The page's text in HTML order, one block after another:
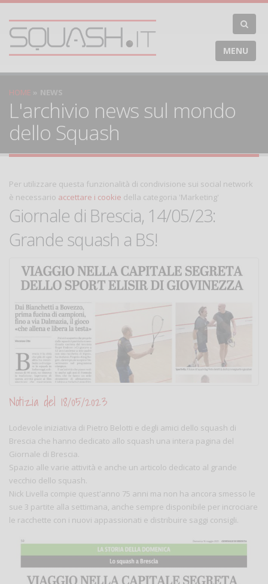
MENU
HOME NEWS
L'archivio news sul mondo
dello Squash
Per utilizzare questa funzionalità di condivisione sui social network
è necessario accettare i cookie della categoria 'Marketing'
Giornale di Brescia, 14/05/23:
Grande squash a BS!
Notizia del 18/05/2023
Lodevole iniziativa di Pietro Belotti e degli amici dello squash di
Brescia che hanno dedicato allo squash una intera pagina del
Giornale di Brescia.
Spazio alle varie attività e anche un articolo dedicato al grande
vecchio dello squash.
Nick Livella compie quest'anno 75 anni ma non ha ancora smesso le
sue 3 partite alla settimana, anche sempre disponibile per incrociare
le racchette con i nuovi appassionati e distribuire saggi consigli.